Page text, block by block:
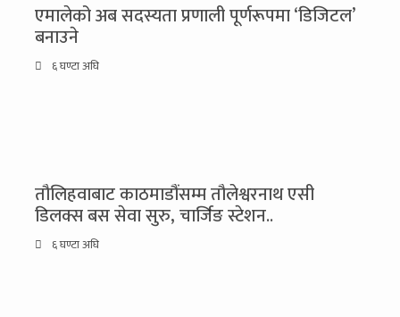
एमालेको अब सदस्यता प्रणाली पूर्णरूपमा ‘डिजिटल’
बनाउने
६ घण्टा अघि
तौलिहवाबाट काठमाडौंसम्म तौलेश्वरनाथ एसी
डिलक्स बस सेवा सुरु, चार्जिङ स्टेशन..
६ घण्टा अघि